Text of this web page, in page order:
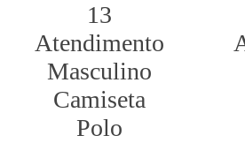
13
Atendimento
Masculino
Camiseta
Polo